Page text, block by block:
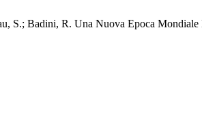
S.; Badini, R. Una Nuova Epoca